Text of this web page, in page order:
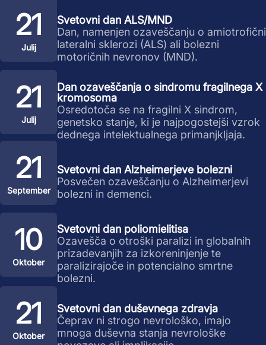
21
Julij
Svetovni dan ALS/MND
Dan, namenjen ozaveščanju o amiotrofični
lateralni sklerozi (ALS) ali bolezni
motoričnih nevronov (MND).
21
Julij
Dan ozaveščanja o sindromu fragilnega X
kromosoma
Osredotoča se na fragilni X sindrom,
genetsko stanje, ki je najpogostejši vzrok
dednega intelektualnega primanjkljaja.
21
September
Svetovni dan Alzheimerjeve bolezni
Posvečen ozaveščanju o Alzheimerjevi
bolezni in demenci.
10
Oktober
Svetovni dan poliomielitisa
Ozavešča o otroški paralizi in globalnih
prizadevanjih za izkoreninjenje te
paralizirajoče in potencialno smrtne
bolezni.
21
Oktober
Svetovni dan duševnega zdravja
Čeprav ni strogo nevrološko, imajo
mnoga duševna stanja nevrološke